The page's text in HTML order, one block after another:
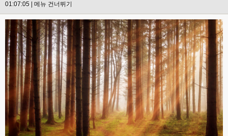
01:07:05 | 메뉴 건너뛰기